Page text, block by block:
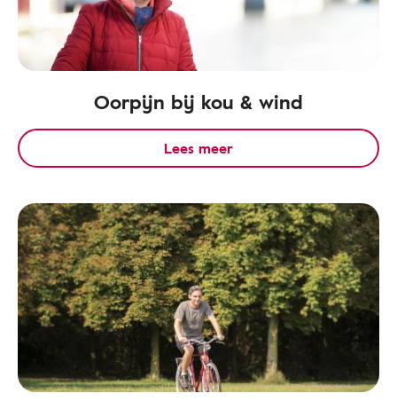
Oorpijn bij kou & wind
Lees meer